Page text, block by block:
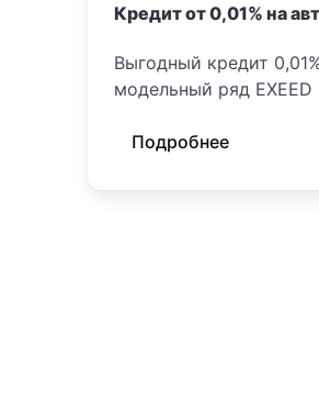
Кредит от 0,01% на
Выгодный кредит
модельный ряд EXEED
Подробнее